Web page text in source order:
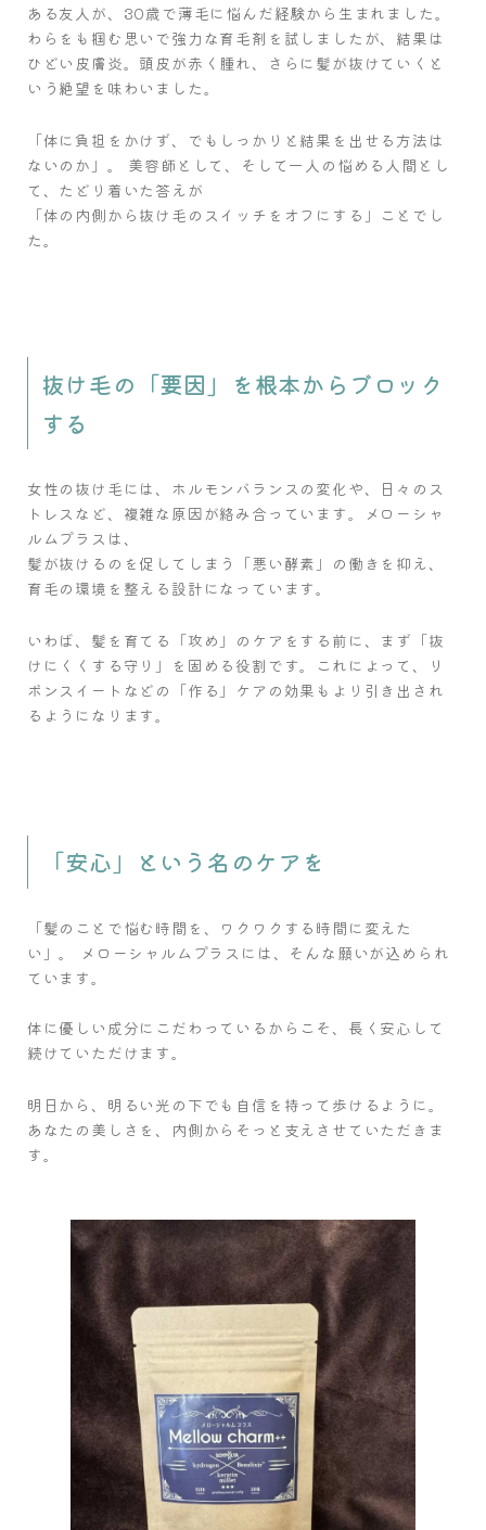
ある友人が、30歳で薄毛に悩んだ経験から生まれました。
わらをも掴む思いで強力な育毛剤を試しましたが、結果は
ひどい皮膚炎。頭皮が赤く腫れ、さらに髪が抜けていくと
いう絶望を味わいました。
「体に負担をかけず、でもしっかりと結果を出せる方法は
ないのか」。 美容師として、そして一人の悩める人間とし
て、たどり着いた答えが
「体の内側から抜け毛のスイッチをオフにする」ことでし
た。
抜け毛の「要因」を根本からブロック
する
女性の抜け毛には、ホルモンバランスの変化や、日々のス
トレスなど、複雑な原因が絡み合っています。メローシャ
ルムプラスは、
髪が抜けるのを促してしまう「悪い酵素」の働きを抑え、
育毛の環境を整える設計になっています。
いわば、髪を育てる「攻め」のケアをする前に、まず「抜
けにくくする守り」を固める役割です。これによって、リ
ボンスイートなどの「作る」ケアの効果もより引き出され
るようになります。
「安心」という名のケアを
「髪のことで悩む時間を、ワクワクする時間に変えた
い」。 メローシャルムプラスには、そんな願いが込められ
ています。
体に優しい成分にこだわっているからこそ、長く安心して
続けていただけます。
明日から、明るい光の下でも自信を持って歩けるように。
あなたの美しさを、内側からそっと支えさせていただきま
す。